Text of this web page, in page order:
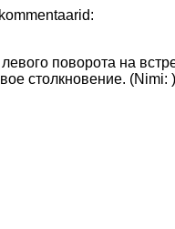
поворота на
столкновение. (Nimi: )